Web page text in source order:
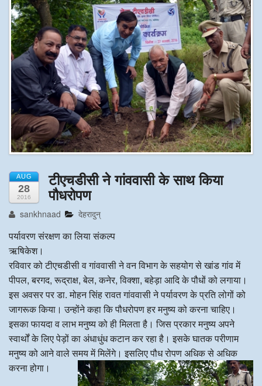
अन्य खबरै
AUG
28
2016
टीएचडीसी ने गांववासी के साथ किया
पौधरोपण
sankhnaad देहरादुन्
पर्यावरण संरक्षण का लिया संकल्प
ऋषिकेश।
रविवार को टीएचडीसी व गांववासी ने वन विभाग के सहयोग से खांड गांव में
पीपल, बरगद, रूद्राक्ष, बेल, कनेर, विक्शा, बहेड़ा आदि के पौधों को लगाया।
इस अवसर पर डा. मोहन सिंह रावत गांववासी ने पर्यावरण के प्रति लोगों को
जागरूक किया। उन्होंने कहा कि पौधरोपण हर मनुष्य को करना चाहिए।
इसका फायदा व लाभ मनुष्य को ही मिलता है। जिस प्रकार मनुष्य अपने
स्वार्थों के लिए पेड़ों का अंधाधुंध कटान कर रहा है। इसके घातक परीणाम
मनुष्य को आने वाले समय में मिलेंगे। इसलिए पौध रोपण अधिक से अधिक
करना होगा।